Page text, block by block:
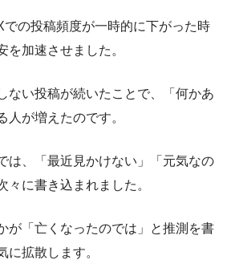
での投稿頻度が一時的に下がった時
を加速させました。
ない投稿が続いたことで、「何かあ
人が増えたのです。
は、「最近見かけない」「元気なの
々に書き込まれました。
が「亡くなったのでは」と推測を書
に拡散します。